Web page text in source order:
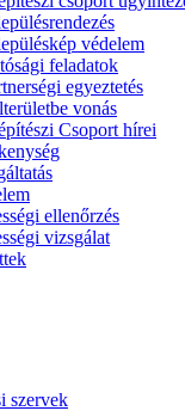
védelem
feladatok
egyeztetés
vonás
Csoport hírei
ellenőrzés
vizsgálat
szervek